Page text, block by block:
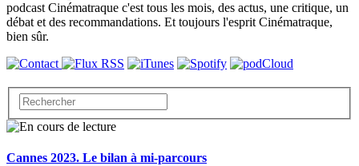
podcast Cinématraque c'est tous les mois, des actus, une critique, un
débat et des recommandations. Et toujours l'esprit Cinématraque,
bien sûr.
Cannes 2023. Le bilan à mi-parcours